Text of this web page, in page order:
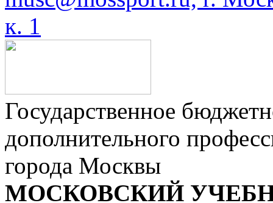
к. 1
Государственное
дополнительного
города Москвы
МОСКОВСКИЙ